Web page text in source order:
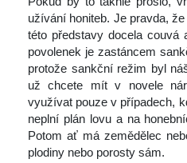
užívání honiteb. Je pravda,
této představy docela
povolenek je zastáncem
protože sankční režim byl
už chcete mít v novele
využívat pouze v případech,
neplní plán lovu a na
Potom ať má zemědělec
plodiny nebo porosty sám.